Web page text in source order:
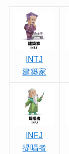
INTJ
建築家
INFJ
提唱者